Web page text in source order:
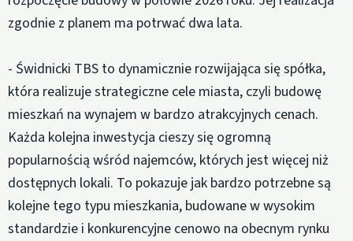
zgodnie z planem ma potrwać dwa lata.
- Świdnicki TBS to dynamicznie rozwijająca się spółka,
która realizuje strategiczne cele miasta, czyli budowę
mieszkań na wynajem w bardzo atrakcyjnych cenach.
Każda kolejna inwestycja cieszy się ogromną
popularnością wśród najemców, których jest więcej niż
dostępnych lokali. To pokazuje jak bardzo potrzebne są
kolejne tego typu mieszkania, budowane w wysokim
standardzie i konkurencyjne cenowo na obecnym rynku